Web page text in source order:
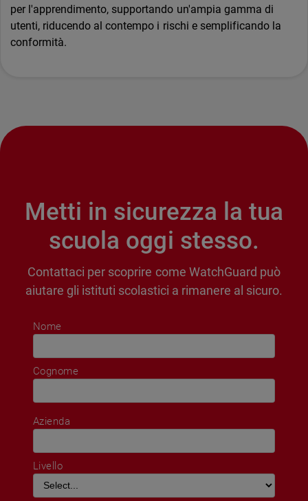
per l'apprendimento, supportando un'ampia gamma di
utenti, riducendo al contempo i rischi e semplificando la
conformità.
Nome
Cognome
Azienda
Livello
Metti in sicurezza la tua
scuola oggi stesso.
Contattaci per scoprire come WatchGuard può
aiutare gli istituti scolastici a rimanere al sicuro.